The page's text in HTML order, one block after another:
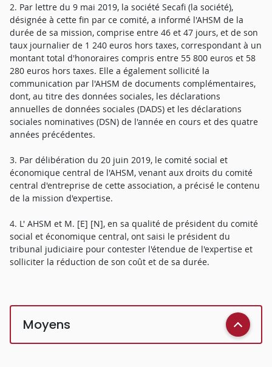
2. Par lettre du 9 mai 2019, la société Secafi (la société),
désignée à cette fin par ce comité, a informé l'AHSM de la
durée de sa mission, comprise entre 46 et 47 jours, et de son
taux journalier de 1 240 euros hors taxes, correspondant à un
montant total d'honoraires compris entre 55 800 euros et 58
280 euros hors taxes. Elle a également sollicité la
communication par l'AHSM de documents complémentaires,
dont, au titre des données sociales, les déclarations
annuelles de données sociales (DADS) et les déclarations
sociales nominatives (DSN) de l'année en cours et des quatre
années précédentes.
3. Par délibération du 20 juin 2019, le comité social et
économique central de l'AHSM, venant aux droits du comité
central d'entreprise de cette association, a précisé le contenu
de la mission d'expertise.
4. L' AHSM et M. [E] [N], en sa qualité de président du comité
social et économique central, ont saisi le président du
tribunal judiciaire pour contester l'étendue de l'expertise et
solliciter la réduction de son coût et de sa durée.
Moyens